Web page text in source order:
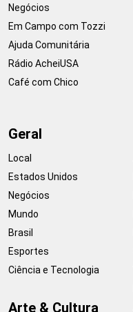
Negócios
Em Campo com Tozzi
Ajuda Comunitária
Rádio AcheiUSA
Café com Chico
Geral
Local
Estados Unidos
Negócios
Mundo
Brasil
Esportes
Ciência e Tecnologia
Arte & Cultura